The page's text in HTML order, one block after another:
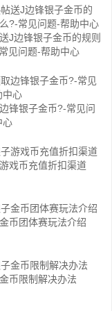
J边锋银子金币的规则
见问题-帮助中心
锋银子金币?-常见问
心
戏币充值折扣渠道
币团体赛玩法介绍
币限制解决办法